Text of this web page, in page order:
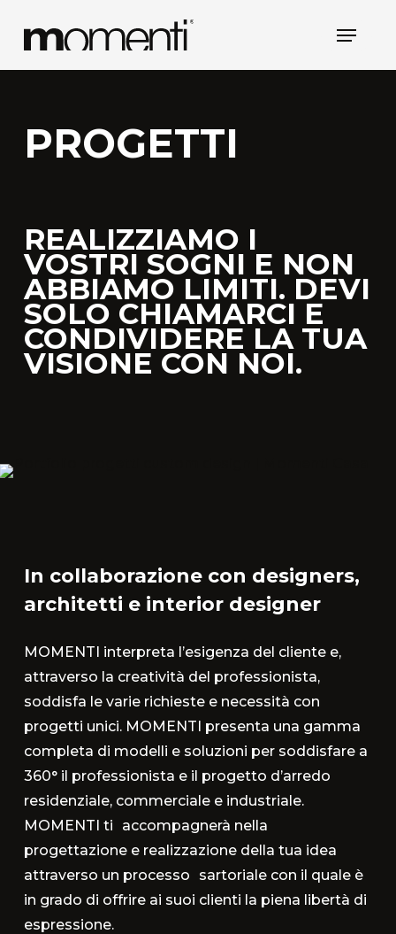
Menu
PROGETTI
REALIZZIAMO I
VOSTRI SOGNI E NON
ABBIAMO LIMITI. DEVI
SOLO CHIAMARCI E
CONDIVIDERE LA TUA
VISIONE CON NOI.
In collaborazione con designers,
architetti e interior designer
MOMENTI interpreta l’esigenza del cliente e,
attraverso la creatività del professionista,
soddisfa le varie richieste e necessità con
progetti unici. MOMENTI presenta una gamma
completa di modelli e soluzioni per soddisfare a
360° il professionista e il progetto d’arredo
residenziale, commerciale e industriale.
MOMENTI ti accompagnerà nella
progettazione e realizzazione della tua idea
attraverso un processo sartoriale con il quale è
in grado di offrire ai suoi clienti la piena libertà di
espressione.